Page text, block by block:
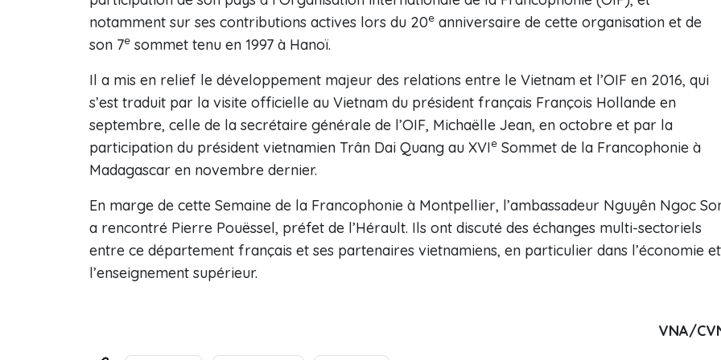
notamment sur ses contributions actives lors du 20e anniversaire de cette organisation et de
son 7e sommet tenu en 1997 à Hanoï.
Il a mis en relief le développement majeur des relations entre le Vietnam et l’OIF en 2016, qui
s’est traduit par la visite officielle au Vietnam du président français François Hollande en
septembre, celle de la secrétaire générale de l’OIF, Michaëlle Jean, en octobre et par la
participation du président vietnamien Trân Dai Quang au XVIe Sommet de la Francophonie à
Madagascar en novembre dernier.
En marge de cette Semaine de la Francophonie à Montpellier, l’ambassadeur Nguyên Ngoc
a rencontré Pierre Pouëssel, préfet de l’Hérault. Ils ont discuté des échanges multi-sectoriels
entre ce département français et ses partenaires vietnamiens, en particulier dans l’économie et
l’enseignement supérieur.
VNA/